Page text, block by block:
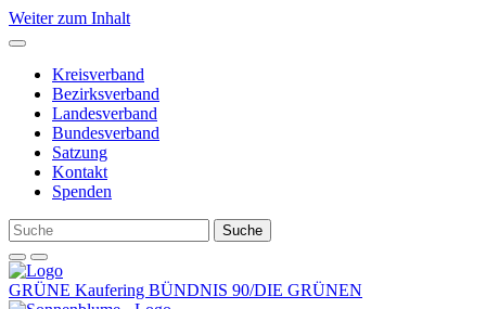
Weiter zum Inhalt
Kreisverband
Bezirksverband
Landesverband
Bundesverband
Satzung
Kontakt
Spenden
GRÜNE Kaufering BÜNDNIS 90/DIE GRÜNEN